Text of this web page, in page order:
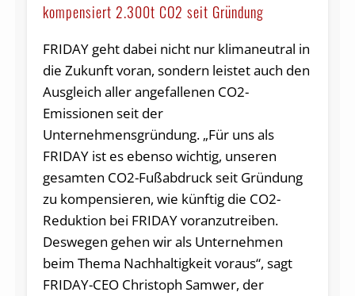
kompensiert 2.300t CO2 seit Gründung
FRIDAY geht dabei nicht nur klimaneutral in
die Zukunft voran, sondern leistet auch den
Ausgleich aller angefallenen CO2-
Emissionen seit der
Unternehmensgründung. „Für uns als
FRIDAY ist es ebenso wichtig, unseren
gesamten CO2-Fußabdruck seit Gründung
zu kompensieren, wie künftig die CO2-
Reduktion bei FRIDAY voranzutreiben.
Deswegen gehen wir als Unternehmen
beim Thema Nachhaltigkeit voraus“, sagt
FRIDAY-CEO Christoph Samwer, der